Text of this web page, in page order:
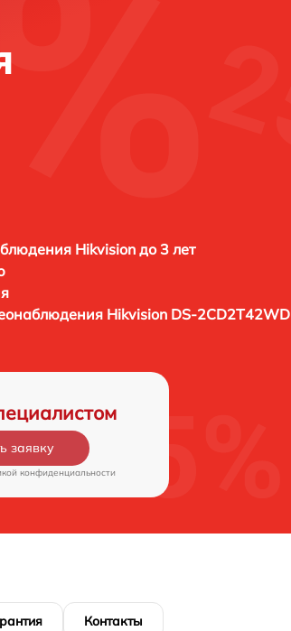
Hikvision до 3 лет
Hikvision DS-2CD2T42WD
заявку
конфиденциальности
Контакты